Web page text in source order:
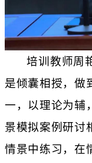
培训教师周
是倾囊相授，做
一，以理论为辅
景模拟案例研讨
情景中练习，在